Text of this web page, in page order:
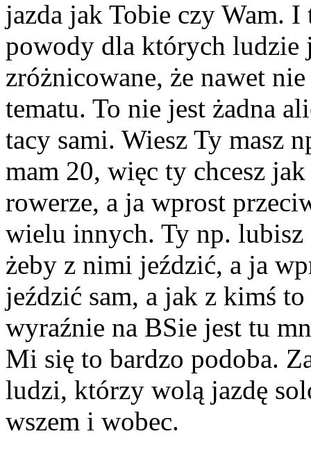
jazda jak Tobie czy Wam.
powody dla których ludzie
zróżnicowane, że nawet
tematu. To nie jest żadna
tacy sami. Wiesz Ty masz
mam 20, więc ty chcesz
rowerze, a ja wprost
wielu innych. Ty np.
żeby z nimi jeździć, a ja
jeździć sam, a jak z kimś
wyraźnie na BSie jest tu
Mi się to bardzo podoba.
ludzi, którzy wolą jazdę
wszem i wobec.